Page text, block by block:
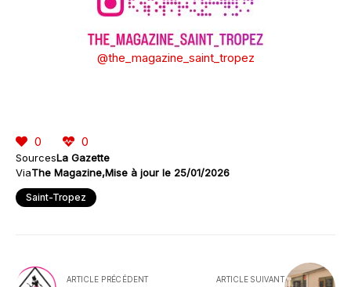
@the_magazine_saint_tropez
0 0
SourcesLa Gazette
ViaThe Magazine Mise à jour le 25/01/2026
Saint-Tropez
ARTICLE PRÉCÉDENT ARTICLE SUIVANT